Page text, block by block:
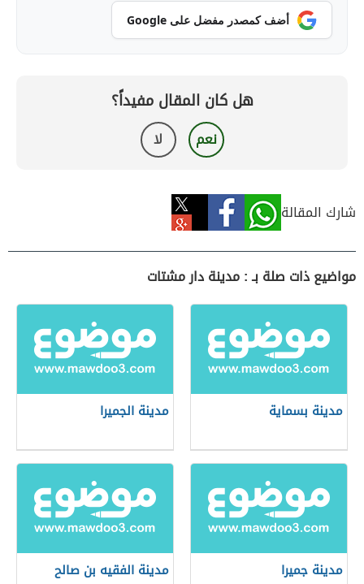
أضف كمصدر مفضل على Google
هل كان المقال مفيداً؟
نعم لا
شارك المقالة
مواضيع ذات صلة بـ : مدينة دار مشتات
مدينة بسماية مدينة الجميرا
مدينة جميرا مدينة الفقيه بن صالح